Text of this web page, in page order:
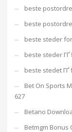
beste
beste
beste steder
beste steder
beste stedet
Bet On Sports
627
Betano
Betmgm Bonus